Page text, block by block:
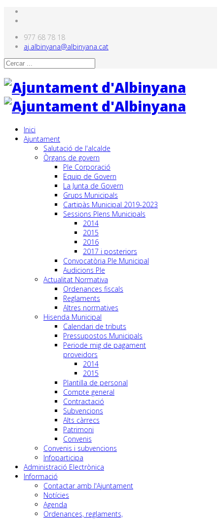
977 68 78 18
aj.albinyana@albinyana.cat
Inici
Ajuntament
Salutació de l'alcalde
Òrgans de govern
Ple Corporació
Equip de Govern
La Junta de Govern
Grups Municipals
Cartipàs Municipal 2019-2023
Sessions Plens Municipals
2014
2015
2016
2017 i posteriors
Convocatòria Ple Municipal
Audicions Ple
Actualitat Normativa
Ordenances fiscals
Reglaments
Altres normatives
Hisenda Municipal
Calendari de tributs
Pressupostos Municipals
Periode mig de pagament
proveidors
2014
2015
Plantilla de personal
Compte general
Contractació
Subvencions
Alts càrrecs
Patrimoni
Convenis
Convenis i subvencions
Infoparticipa
Administració Electrònica
Informació
Contactar amb l'Ajuntament
Notícies
Agenda
Ordenances, reglaments,